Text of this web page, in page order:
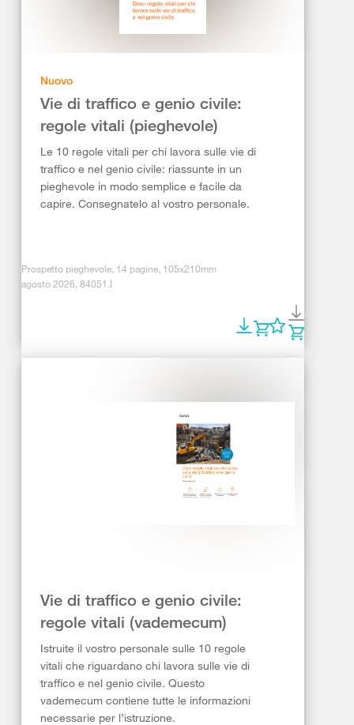
Nuovo
Vie di traffico e genio civile:
regole vitali (pieghevole)
Le 10 regole vitali per chi lavora sulle vie di
traffico e nel genio civile: riassunte in un
pieghevole in modo semplice e facile da
capire. Consegnatelo al vostro personale.
Prospetto pieghevole, 14 pagine, 105x210mm
agosto 2026, 84051.I
Vie di traffico e genio civile:
regole vitali (vademecum)
Istruite il vostro personale sulle 10 regole
vitali che riguardano chi lavora sulle vie di
traffico e nel genio civile. Questo
vademecum contiene tutte le informazioni
necessarie per l’istruzione.